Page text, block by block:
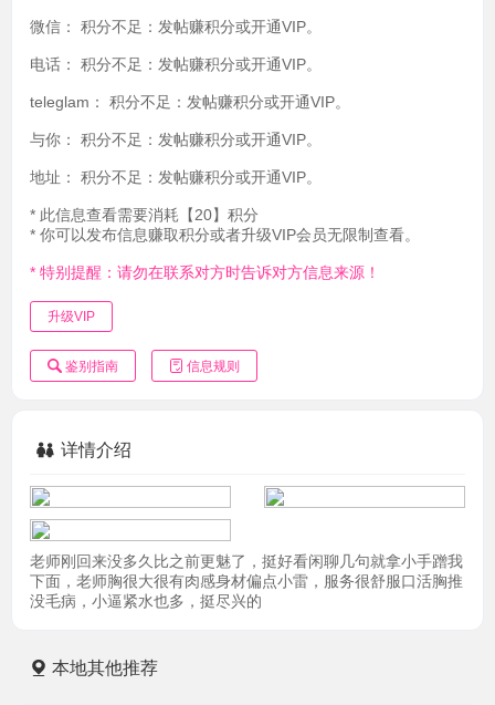
微信： 积分不足：发帖赚积分或开通VIP。
电话： 积分不足：发帖赚积分或开通VIP。
teleglam： 积分不足：发帖赚积分或开通VIP。
与你： 积分不足：发帖赚积分或开通VIP。
地址： 积分不足：发帖赚积分或开通VIP。
* 此信息查看需要消耗【20】积分
* 你可以发布信息赚取积分或者升级VIP会员无限制查看。
* 特别提醒：请勿在联系对方时告诉对方信息来源！
升级VIP
鉴别指南 信息规则
详情介绍
老师刚回来没多久比之前更魅了，挺好看闲聊几句就拿小手蹭我
下面，老师胸很大很有肉感身材偏点小雷，服务很舒服口活胸推
没毛病，小逼紧水也多，挺尽兴的
本地其他推荐